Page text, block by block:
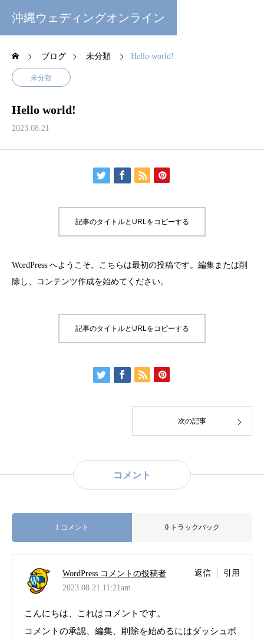
沖縄ウェディングオンライン
ブログ 未分類 Hello world!
未分類
Hello world!
2023.08.21
記事のタイトルとURLをコピーする
WordPress へようこそ。こちらは最初の投稿です。編集または削
除し、コンテンツ作成を始めてください。
記事のタイトルとURLをコピーする
次の記事
コメント
1 コメント 0 トラックバック
WordPress コメントの投稿者
2023.08.21 11:21am
返信 引用
こんにちは、これはコメントです。
コメントの承認、編集、削除を始めるにはダッシュボ